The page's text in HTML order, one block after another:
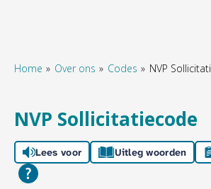
Naar hoofdinhoud
Naar hoofdnavigatiemenu
Home Over ons Codes NVP
NVP Sollicitatiecode
Lees voor Uitleg woorden